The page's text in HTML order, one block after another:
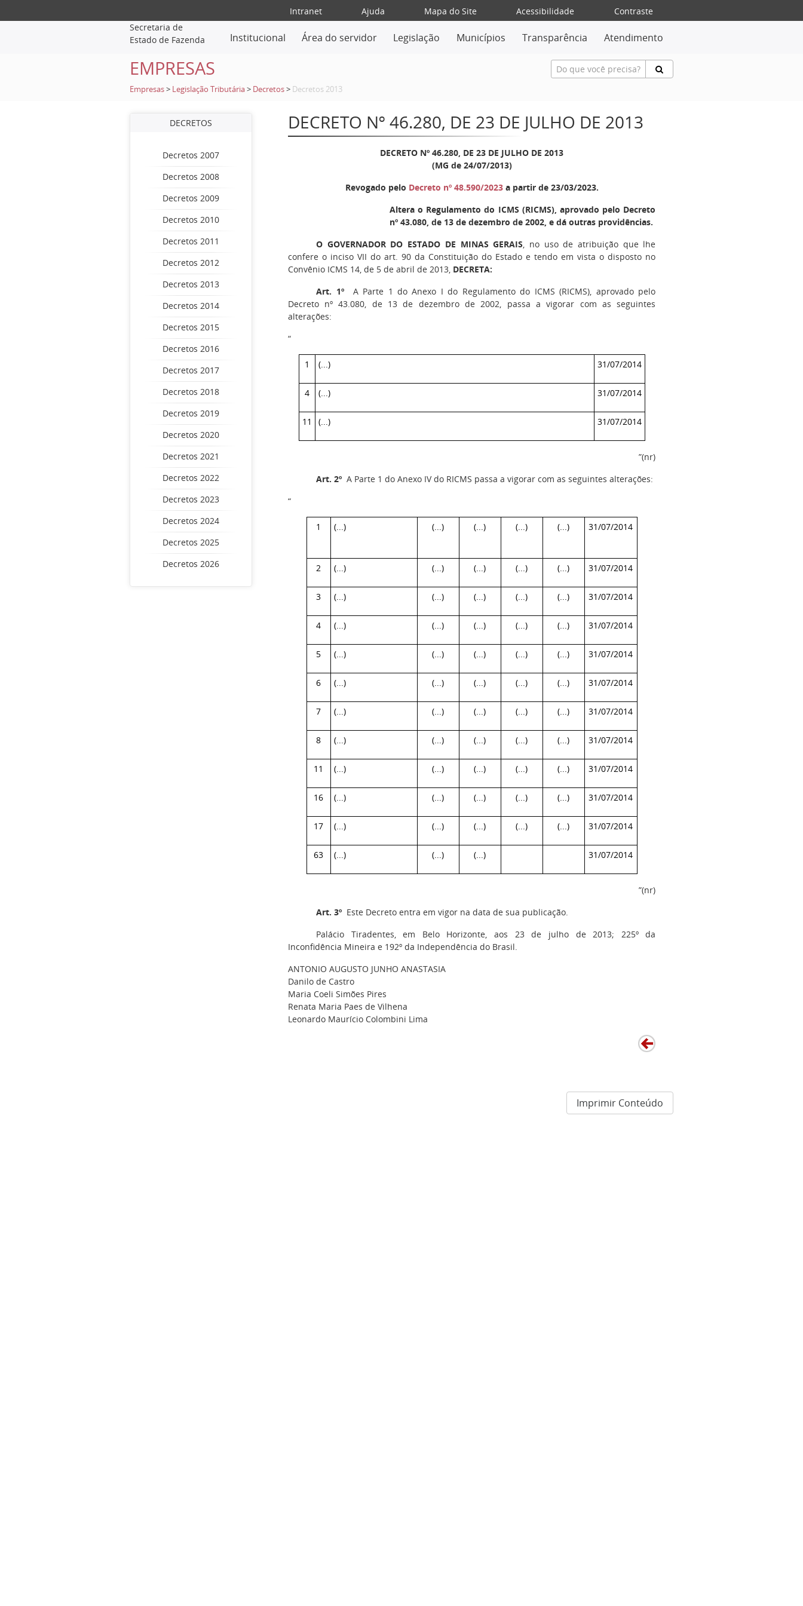
Intranet Ajuda Mapa do Site Acessibilidade
Contraste
Secretaria de
Estado de Fazenda
Institucional Área do servidor Legislação Municípios Transparência Atendimento
EMPRESAS
Empresas > Legislação Tributária > Decretos > Decretos 2013
DECRETOS
Decretos 2007
Decretos 2008
Decretos 2009
Decretos 2010
Decretos 2011
Decretos 2012
Decretos 2013
Decretos 2014
Decretos 2015
Decretos 2016
Decretos 2017
Decretos 2018
Decretos 2019
Decretos 2020
Decretos 2021
Decretos 2022
Decretos 2023
Decretos 2024
Decretos 2025
Decretos 2026
DECRETO Nº 46.280, DE 23 DE JULHO DE 2013
DECRETO Nº 46.280, DE 23 DE JULHO DE 2013
(MG de 24/07/2013)
Revogado pelo Decreto nº 48.590/2023a partir de 23/03/2023.
Altera o Regulamento do ICMS (RICMS), aprovado pelo Decreto
nº 43.080, de 13 de dezembro de 2002, e dá outras providências.
O GOVERNADOR DO ESTADO DE MINAS GERAIS, no uso de atribuição que lhe
confere o inciso VII do art. 90 da Constituição do Estado e tendo em vista o disposto no
Convênio ICMS 14, de 5 de abril de 2013, DECRETA:
Art. 1ºA Parte 1 do Anexo I do Regulamento do ICMS (RICMS), aprovado pelo
Decreto nº 43.080, de 13 de dezembro de 2002, passa a vigorar com as seguintes
alterações:
“
1 (...) 31/07/2014
4 (...) 31/07/2014
11 (...) 31/07/2014
”(nr)
Art. 2º A Parte 1 do Anexo IV do RICMS passa a vigorar com as seguintes alterações:
“
1 (...) (...) (...) (...) (...) 31/07/2014
2 (...) (...) (...) (...) (...) 31/07/2014
3 (...) (...) (...) (...) (...) 31/07/2014
4 (...) (...) (...) (...) (...) 31/07/2014
5 (...) (...) (...) (...) (...) 31/07/2014
6 (...) (...) (...) (...) (...) 31/07/2014
7 (...) (...) (...) (...) (...) 31/07/2014
8 (...) (...) (...) (...) (...) 31/07/2014
11 (...) (...) (...) (...) (...) 31/07/2014
16 (...) (...) (...) (...) (...) 31/07/2014
17 (...) (...) (...) (...) (...) 31/07/2014
63 (...) (...) (...) 31/07/2014
”(nr)
Art. 3º Este Decreto entra em vigor na data de sua publicação.
Palácio Tiradentes, em Belo Horizonte, aos 23 de julho de 2013; 225º da
Inconfidência Mineira e 192º da Independência do Brasil.
ANTONIO AUGUSTO JUNHO ANASTASIA
Danilo de Castro
Maria Coeli Simões Pires
Renata Maria Paes de Vilhena
Leonardo Maurício Colombini Lima
Imprimir Conteúdo